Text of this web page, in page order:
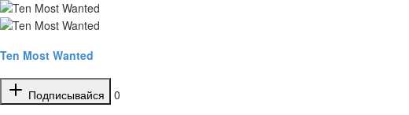
Ten Most Wanted
Подписывайся
0